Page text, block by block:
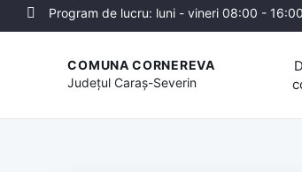
Program de lucru: luni - vineri 08:00 - 16:00
COMUNA CORNEREVA
JudețulCaraș-Severin